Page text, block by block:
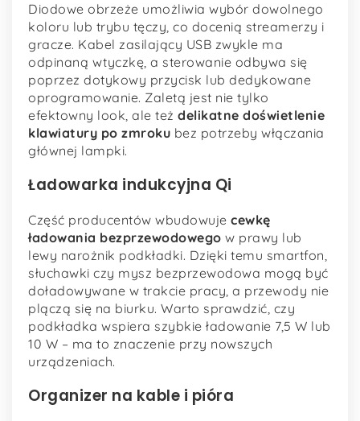
Diodowe obrzeże umożliwia wybór dowolnego
koloru lub trybu tęczy, co docenią streamerzy i
gracze. Kabel zasilający USB zwykle ma
odpinaną wtyczkę, a sterowanie odbywa się
poprzez dotykowy przycisk lub dedykowane
oprogramowanie. Zaletą jest nie tylko
efektowny look, ale też delikatne doświetlenie
klawiatury po zmroku bez potrzeby włączania
głównej lampki.
Ładowarka indukcyjna Qi
Część producentów wbudowuje cewkę
ładowania bezprzewodowego w prawy lub
lewy narożnik podkładki. Dzięki temu smartfon,
słuchawki czy mysz bezprzewodowa mogą być
doładowywane w trakcie pracy, a przewody nie
plączą się na biurku. Warto sprawdzić, czy
podkładka wspiera szybkie ładowanie 7,5 W lub
10 W – ma to znaczenie przy nowszych
urządzeniach.
Organizer na kable i pióra